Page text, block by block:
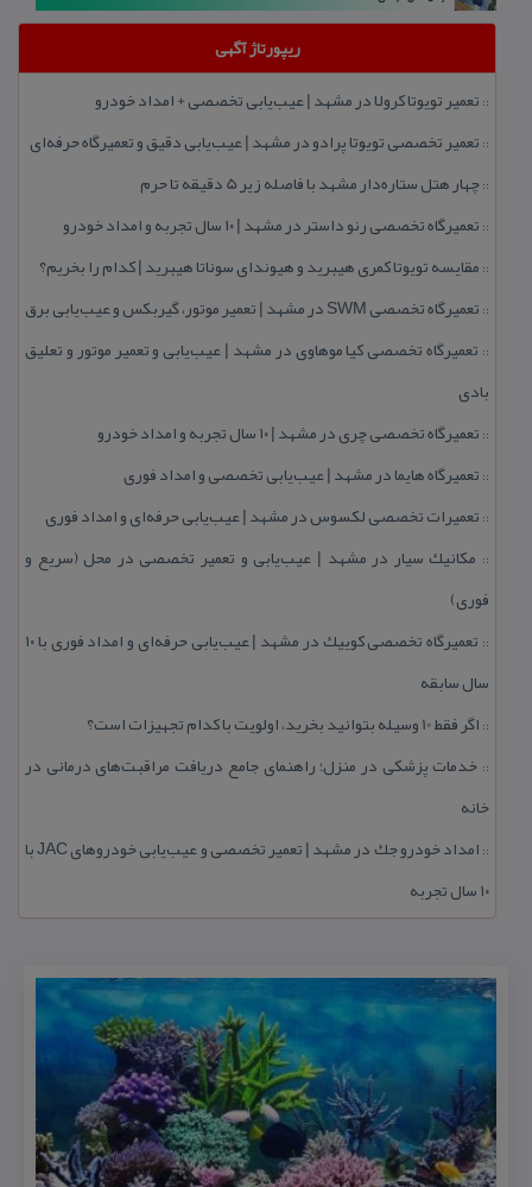
ریپورتاژ آگهی
:: تعمیر تویوتا كرولا در مشهد | عیب‌یابی تخصصی + امداد خودرو
:: تعمیر تخصصی تویوتا پرادو در مشهد | عیب‌یابی دقیق و تعمیرگاه حرفه‌ای
::چهار هتل‌ ستاره‌دار مشهد با فاصله زیر 5 دقیقه تا حرم
:: تعمیرگاه تخصصی رنو داستر در مشهد | ۱۰ سال تجربه و امداد خودرو
:: مقایسه تویوتا كمری هیبرید و هیوندای سوناتا هیبرید | كدام را بخریم؟
:: تعمیرگاه تخصصی SWM در مشهد | تعمیر موتور، گیربكس و عیب‌یابی برق
:: تعمیرگاه تخصصی كیا موهاوی در مشهد | عیب‌یابی و تعمیر موتور و تعلیق
بادی
:: تعمیرگاه تخصصی چری در مشهد | ۱۰ سال تجربه و امداد خودرو
:: تعمیرگاه هایما در مشهد | عیب‌یابی تخصصی و امداد فوری
:: تعمیرات تخصصی لكسوس در مشهد | عیب‌یابی حرفه‌ای و امداد فوری
:: مكانیك سیار در مشهد | عیب‌یابی و تعمیر تخصصی در محل (سریع و
فوری)
::
تعمیرگاه تخصصی كوییك در مشهد | عیب‌یابی حرفه‌ای و امداد فوری با ۱۰
سال سابقه
:: اگر فقط 10 وسیله بتوانید بخرید، اولویت با كدام تجهیزات است؟
:: خدمات پزشكی در منزل؛ راهنمای جامع دریافت مراقبت‌های درمانی در
خانه
::
امداد خودرو جك در مشهد | تعمیر تخصصی و عیب‌یابی خودروهای JAC با
۱۰ سال تجربه